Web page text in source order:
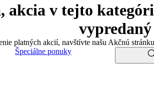
akcia v tejto
vypredaný
platných akcií, navštívte našu Akčnú
Špeciálne ponuky